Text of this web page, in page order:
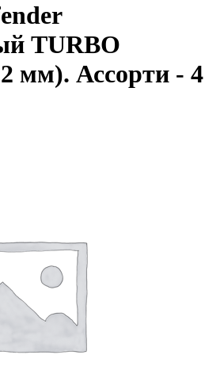
TURBO
мм). Ассорти - 4